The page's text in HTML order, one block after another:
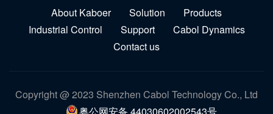
About Kaboer Solution
Products
Industrial Control
Support
Cabol Dynamics
Contact us
Copyright @ 2023 Shenzhen Cabol Technology Co., Ltd
粤公网安备 44030602002543号